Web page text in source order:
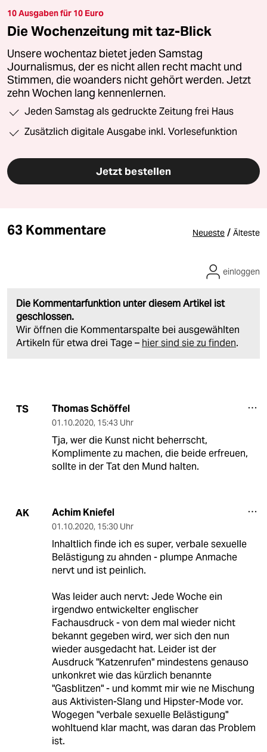
10 Ausgaben für 10 Euro
Die Wochenzeitung mit taz-Blick
Unsere wochentaz bietet jeden Samstag
Journalismus, der es nicht allen recht macht und
Stimmen, die woanders nicht gehört werden. Jetzt
zehn Wochen lang kennenlernen.
Jeden Samstag als gedruckte Zeitung frei Haus
Zusätzlich digitale Ausgabe inkl. Vorlesefunktion
Jetzt bestellen
63 Kommentare Neueste / Älteste
Die Kommentarfunktion unter diesem Artikel ist
geschlossen.
Wir öffnen die Kommentarspalte bei ausgewählten
Artikeln für etwa drei Tage – hier sind sie zu finden.
einloggen
TS Thomas Schöffel
01.10.2020, 15:43 Uhr
Tja, wer die Kunst nicht beherrscht,
Komplimente zu machen, die beide erfreuen,
sollte in der Tat den Mund halten.
AK Achim Kniefel
01.10.2020, 15:30 Uhr
Inhaltlich finde ich es super, verbale sexuelle
Belästigung zu ahnden - plumpe Anmache
nervt und ist peinlich.
Was leider auch nervt: Jede Woche ein
irgendwo entwickelter englischer
Fachausdruck - von dem mal wieder nicht
bekannt gegeben wird, wer sich den nun
wieder ausgedacht hat. Leider ist der
Ausdruck "Katzenrufen" mindestens genauso
unkonkret wie das kürzlich benannte
"Gasblitzen" - und kommt mir wie ne Mischung
aus Aktivisten-Slang und Hipster-Mode vor.
Wogegen "verbale sexuelle Belästigung"
wohltuend klar macht, was daran das Problem
ist.